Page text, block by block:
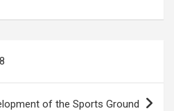
of the Sports Ground